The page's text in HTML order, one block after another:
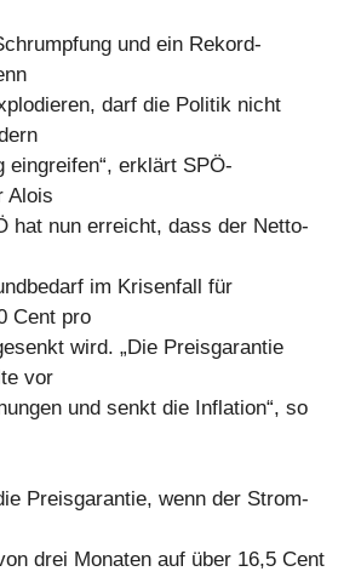
und ein Rekord-
darf die Politik nicht
eingreifen“, erklärt SPÖ-
Alois
hat nun erreicht, dass der Netto-
im Krisenfall für
Cent pro
wird. „Die Preisgarantie
vor
und senkt die Inflation“, so
Preisgarantie, wenn der Strom-
drei Monaten auf über 16,5 Cent